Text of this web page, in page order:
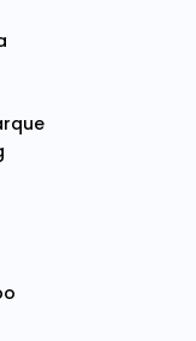
comerciais em
Shopping , Sesi e
para lhe